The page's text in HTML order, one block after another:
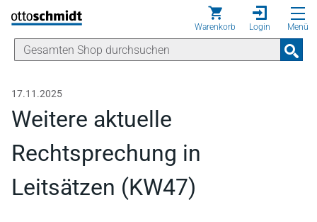
Direkt zum Inhalt
Warenkorb Login Menü
17.11.2025
Weitere aktuelle
Rechtsprechung in
Leitsätzen (KW47)